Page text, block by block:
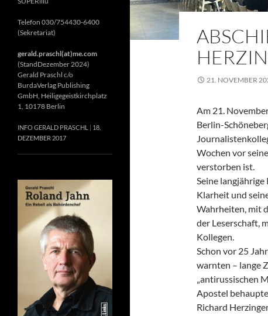
21. NOVEMBER
Am 21.
Berlin-
Wochen vor
verstorben ist.
Seine langjährige
Klarheit und
Wahrheiten, mit
der Leserschaft,
Kollegen.
Schon vor 25
warnten – lange
„antirussischen
Apostel
Richard
Telefon 030/754430-6400
(Sekretariat)
gerald.praschl(at)me.com
(StandDezember 2024)
Gerald Praschl c/o
BurdaVerlag Publishing
GmbH, Heiligegeistkirchplatz
1, 10178 Berlin
INFO GERALD PRASCHL
18.
DEZEMBER 2017